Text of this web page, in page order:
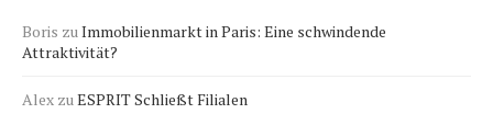
Boris zuImmobilienmarkt in Paris: Eine schwindende
Attraktivität?
Alex zuESPRIT Schließt Filialen